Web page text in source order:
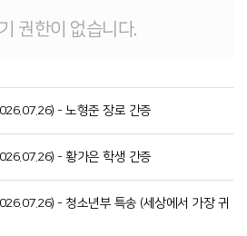
권한이 없습니다.
- 노형준 장로 간증
- 황가은 학생 간증
- 청소년부 특송 (세상에서 가장 귀